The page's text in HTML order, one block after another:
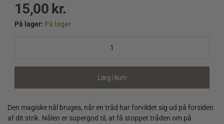
15,00 kr.
På lager: På lager
Magisk
Læg i kurv
Den magiske nål bruges, når en tråd har forvildet sig ud på forsiden
af dit strik. Nålen er supergod til, at få stoppet tråden om på